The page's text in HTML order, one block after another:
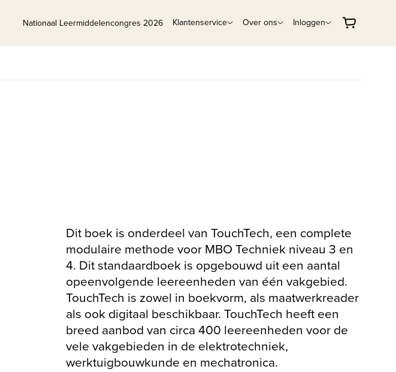
Nationaal Leermiddelencongres 2026 Klantenservice Over ons Inloggen
Dit boek is onderdeel van TouchTech, een complete
modulaire methode voor MBO Techniek niveau 3 en
4. Dit standaardboek is opgebouwd uit een aantal
opeenvolgende leereenheden van één vakgebied.
TouchTech is zowel in boekvorm, als maatwerkreader
als ook digitaal beschikbaar. TouchTech heeft een
breed aanbod van circa 400 leereenheden voor de
vele vakgebieden in de elektrotechniek,
werktuigbouwkunde en mechatronica.